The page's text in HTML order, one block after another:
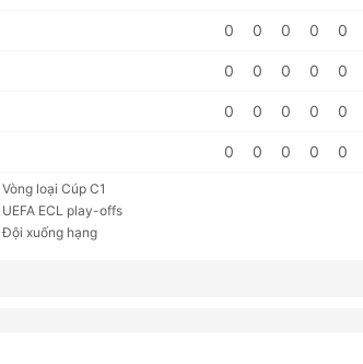
0 0 0 0 0
0 0 0 0 0
0 0 0 0 0
0 0 0 0 0
Vòng loại Cúp C1
UEFA ECL play-offs
Đội xuống hạng